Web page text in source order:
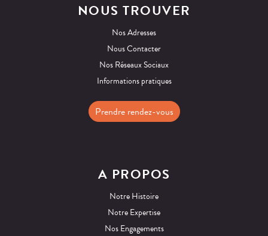
NOUS TROUVER
Nos Adresses
Nous Contacter
Nos Réseaux Sociaux
Informations pratiques
Prendre rendez-vous
A PROPOS
Notre Histoire
Notre Expertise
Nos Engagements